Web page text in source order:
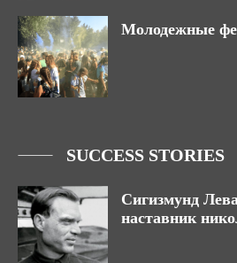
Молодежные
SUCCESS STORIES
Сигизмунд
наставник